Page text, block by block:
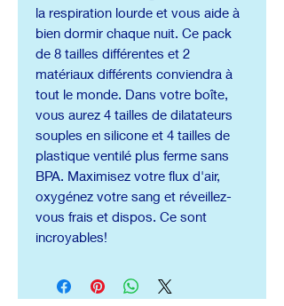
la respiration lourde et vous aide à
bien dormir chaque nuit. Ce pack
de 8 tailles différentes et 2
matériaux différents conviendra à
tout le monde. Dans votre boîte,
vous aurez 4 tailles de dilatateurs
souples en silicone et 4 tailles de
plastique ventilé plus ferme sans
BPA. Maximisez votre flux d'air,
oxygénez votre sang et réveillez-
vous frais et dispos. Ce sont
incroyables!